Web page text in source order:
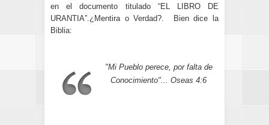
en el documento titulado “EL LIBRO DE
URANTIA”.¿Mentira o Verdad?. Bien dice la
Biblia:
"Mi Pueblo perece, por falta de
Conocimiento"... Oseas 4:6